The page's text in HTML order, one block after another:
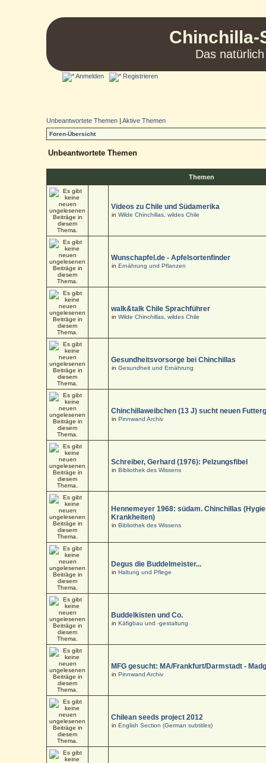
Chinchilla-
Das
Anmelden Registrieren
Unbeantwortete Themen |Aktive Themen
Foren-Übersicht
Unbeantwortete Themen
Themen
Videos zu Chile und Südamerika
inWilde Chinchillas, wildes Chile
Wunschapfel.de - Apfelsortenfinder
inErnährung und Pflanzen
walk&talk Chile Sprachführer
inWilde Chinchillas, wildes Chile
Gesundheitsvorsorge bei Chinchillas
inGesundheit und Ernährung
Chinchillaweibchen (13 J) sucht neuen
inPinnwand Archiv
Schreiber, Gerhard (1976): Pelzungsfibel
inBibliothek des Wissens
Hennemeyer 1968: südam. Chinchillas
Krankheiten)
inBibliothek des Wissens
Degus die Buddelmeister...
inHaltung und Pflege
Buddelkisten und Co.
inKäfigbau und -gestaltung
MFG gesucht: MA/Frankfurt/Darmstadt -
inPinnwand Archiv
Chilean seeds project 2012
inEnglish Section (German subtitles)